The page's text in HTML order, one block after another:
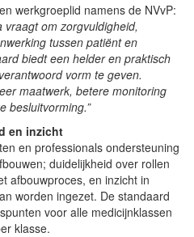
werkgroeplid namens de NVvP:
om zorgvuldigheid,
tussen patiënt en
biedt een helder en praktisch
vorm te geven.
maatwerk, betere monitoring
besluitvorming.”
en inzicht
en professionals ondersteuning
duidelijkheid over rollen
afbouwproces, en inzicht in
worden ingezet. De standaard
voor alle medicijnklassen
klasse.